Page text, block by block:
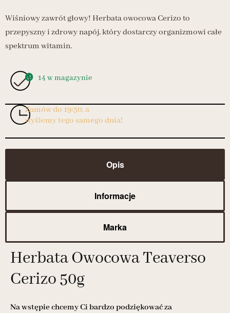
Wiśniowy zawrót głowy! Herbata owocowa Cerizo to
przepyszny i zdrowy napój, który dostarczy organizmowi całe
spektrum witamin.
14 w magazynie
Zamów do 19:30, a
wyślemy tego samego dnia!
Opis
Informacje
Marka
Herbata Owocowa Teaverso
Cerizo 50g
Na wstępie chcemy Ci bardzo podziękować za